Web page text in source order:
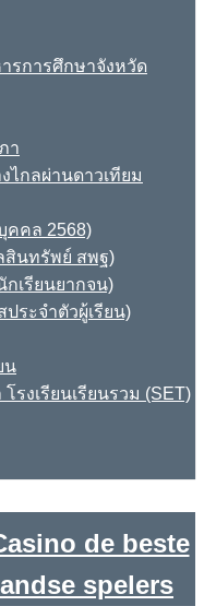
รการศึกษาจังหวัด
า
ไกลผ่านดาวเทียม
คคล 2568)
สินทรัพย์ สพฐ)
เรียนยากจน)
ระจำตัวผู้เรียน)
น
รงเรียนเรียนรวม (SET)
de beste
spelers